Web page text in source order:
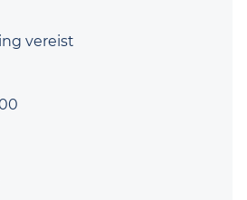
vereist